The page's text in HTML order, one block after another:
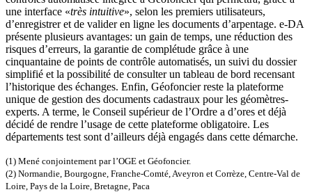
une interface «très intuitive», selon les premiers utilisateurs,
d’enregistrer et de valider en ligne les documents d’arpentage. e-DA
présente plusieurs avantages: un gain de temps, une réduction des
risques d’erreurs, la garantie de complétude grâce à une
cinquantaine de points de contrôle automatisés, un suivi du dossier
simplifié et la possibilité de consulter un tableau de bord recensant
l’historique des échanges. Enfin, Géofoncier reste la plateforme
unique de gestion des documents cadastraux pour les géomètres-
experts. A terme, le Conseil supérieur de l’Ordre a d’ores et déjà
décidé de rendre l’usage de cette plateforme obligatoire. Les
départements test sont d’ailleurs déjà engagés dans cette démarche.
(1) Mené conjointement par l’OGE et Géofoncier.
(2) Normandie, Bourgogne, Franche-Comté, Aveyron et Corrèze, Centre-Val de
Loire, Pays de la Loire, Bretagne, Paca